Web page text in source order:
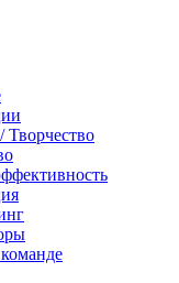
Творчество